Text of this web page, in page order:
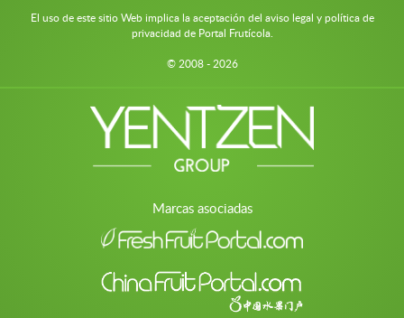
El uso de este sitio Web implica la aceptación del aviso legal y política de
privacidad de Portal Frutícola.
© 2008 - 2026
Marcas asociadas